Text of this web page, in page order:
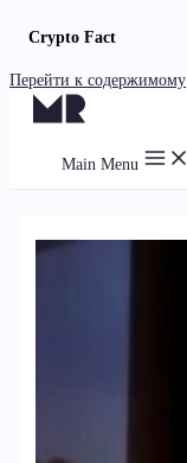
Crypto Fact
Перейти к содержимому
Main Menu